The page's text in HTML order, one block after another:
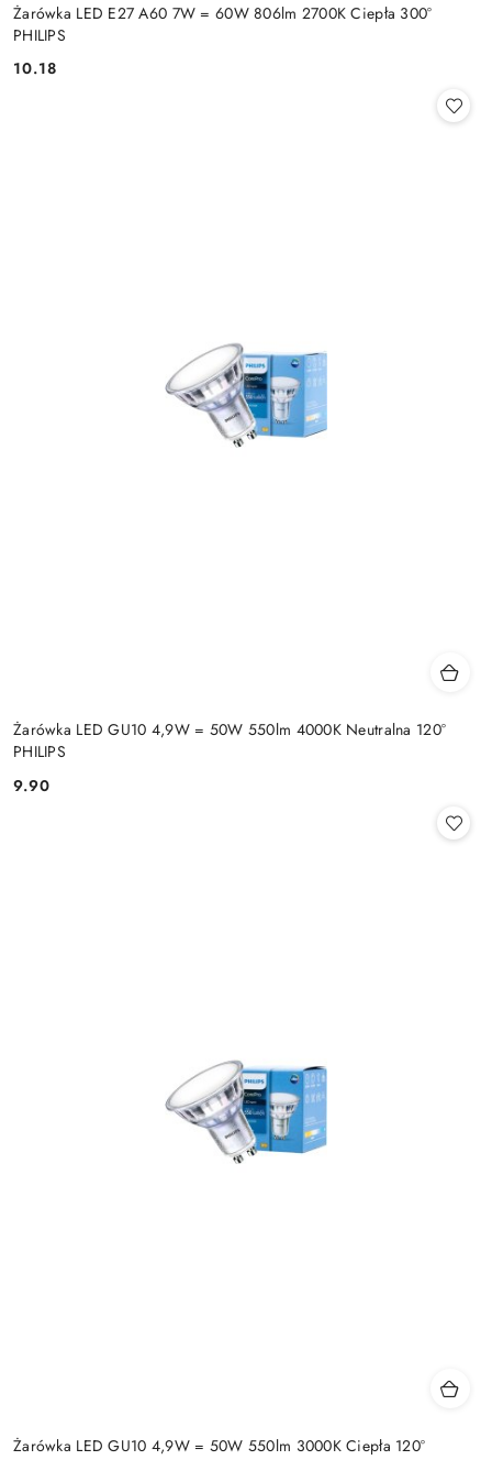
Żarówka LED E27 A60 7W = 60W 806lm 2700K Ciepła 300°
PHILIPS
Cena:
10.18
Żarówka LED GU10 4,9W = 50W 550lm 4000K Neutralna 120°
PHILIPS
Cena:
9.90
Żarówka LED GU10 4,9W = 50W 550lm 3000K Ciepła 120°